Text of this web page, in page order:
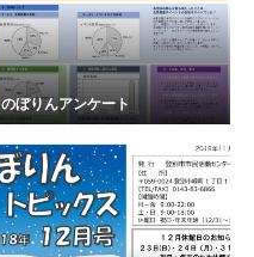
のぼりんアンケート